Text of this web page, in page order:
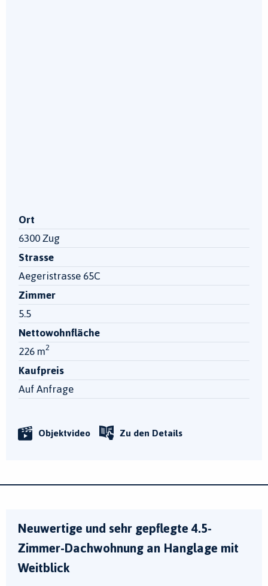
Ort
6300 Zug
Strasse
Aegeristrasse 65C
Zimmer
5.5
Nettowohnfläche
226 m2
Kaufpreis
Auf Anfrage
Objektvideo Zu den Details
Neuwertige und sehr gepflegte 4.5-
Zimmer-Dachwohnung an Hanglage mit
Weitblick